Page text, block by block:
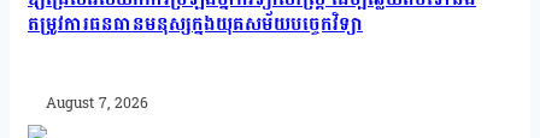
តម្រូវការធនធានមនុស្សក្នុងយុគសម័យបច្ចេកវិទ្យា
August 7, 2026